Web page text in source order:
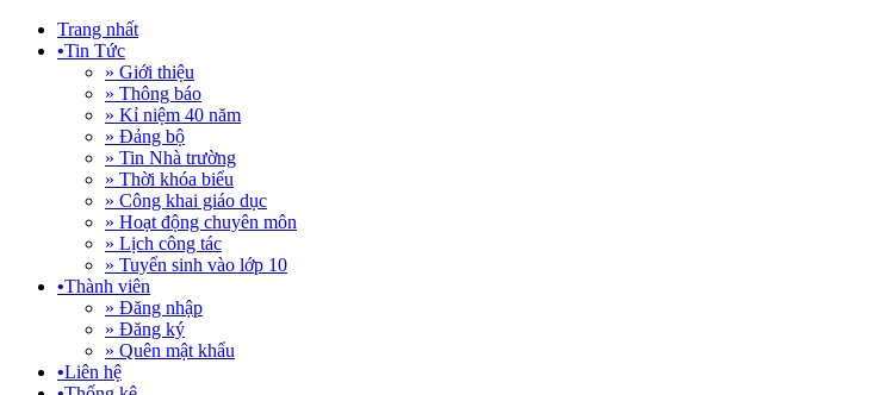
Trang nhất
•Tin Tức
» Giới thiệu
» Thông báo
» Kỉ niệm 40 năm
» Đảng bộ
» Tin Nhà trường
» Thời khóa biểu
» Công khai giáo dục
» Hoạt động chuyên môn
» Lịch công tác
» Tuyển sinh vào lớp 10
•Thành viên
» Đăng nhập
» Đăng ký
» Quên mật khẩu
•Liên hệ